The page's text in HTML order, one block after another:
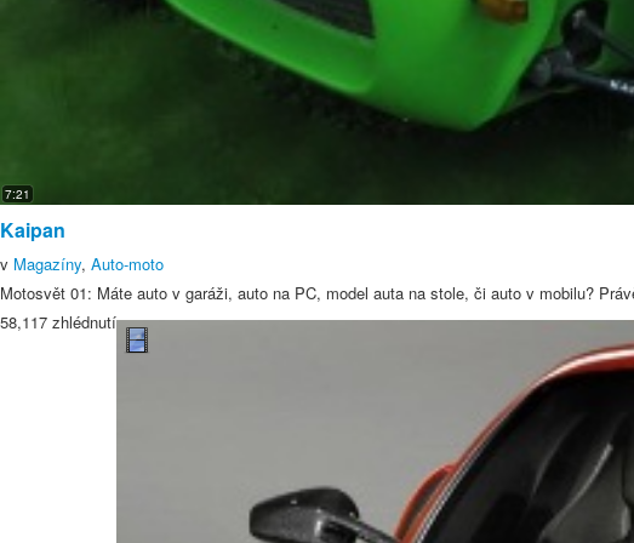
7:21
Kaipan
v Magazíny, Auto-moto
Motosvět 01: Máte auto v garáži, auto na PC, model auta na stole, či auto v mobilu?
58,117 zhlédnutí